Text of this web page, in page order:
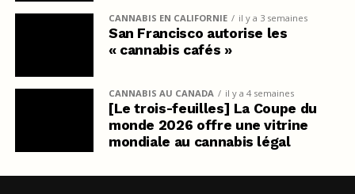
CANNABIS EN CALIFORNIE il y a 3 semaines
San Francisco autorise les
« cannabis cafés »
CANNABIS AU CANADA il y a 4 semaines
[Le trois-feuilles] La Coupe du
monde 2026 offre une vitrine
mondiale au cannabis légal